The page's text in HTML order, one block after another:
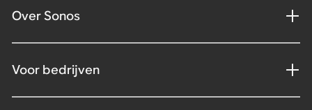
Over Sonos
Voor bedrijven